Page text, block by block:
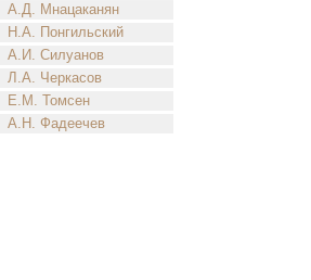
А.Д. Мнацаканян
Н.А. Понгильский
А.И. Силуанов
Л.А. Черкасов
Е.М. Томсен
А.Н. Фадеечев